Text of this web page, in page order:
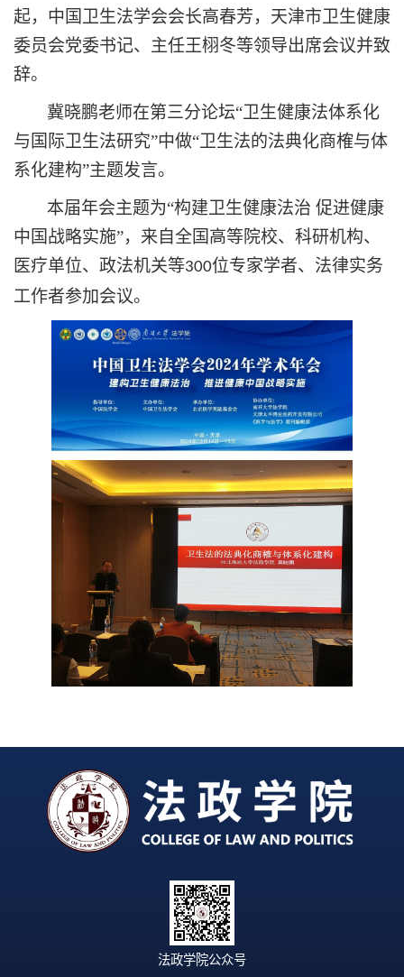
起，中国卫生法学会会长高春芳，天津市卫生健康
委员会党委书记、主任王栩冬等领导出席会议并致
辞。
冀晓鹏老师在第三分论坛“卫生健康法体系化
与国际卫生法研究”中做“卫生法的法典化商榷与体
系化建构”主题发言。
本届年会主题为“构建卫生健康法治 促进健康
中国战略实施”，来自全国高等院校、科研机构、
医疗单位、政法机关等300位专家学者、法律实务
工作者参加会议。
法政学院公众号